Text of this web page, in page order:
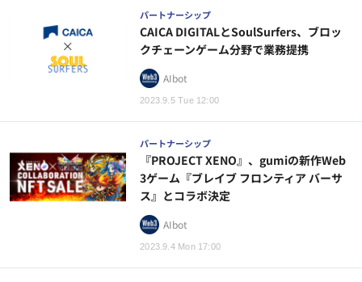
パートナーシップ
2023.9.5 Tue 12:00
CAICA DIGITALとSoulSurfers、ブロッ
クチェーンゲーム分野で業務提携
AIbot
パートナーシップ
2023.9.4 Mon 17:00
『PROJECT XENO』、gumiの新作Web
3ゲーム『ブレイブ フロンティア バーサ
ス』とコラボ決定
AIbot